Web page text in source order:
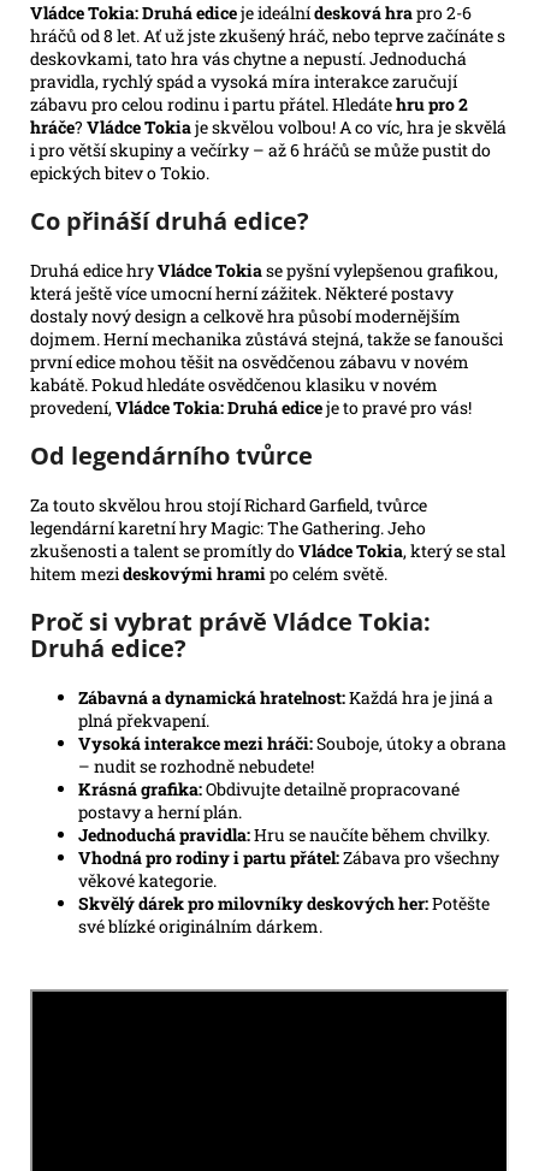
Vládce Tokia: Druhá ediceje ideálnídesková hrapro 2-6
hráčů od 8 let. Ať už jste zkušený hráč, nebo teprve začínáte s
deskovkami, tato hra vás chytne a nepustí. Jednoduchá
pravidla, rychlý spád a vysoká míra interakce zaručují
zábavu pro celou rodinu i partu přátel. Hledátehru pro 2
hráče? Vládce Tokiaje skvělou volbou! A co víc, hra je skvělá
i pro větší skupiny a večírky – až 6 hráčů se může pustit do
epických bitev o Tokio.
Co přináší druhá edice?
Druhá edice hryVládce Tokiase pyšní vylepšenou grafikou,
která ještě více umocní herní zážitek. Některé postavy
dostaly nový design a celkově hra působí modernějším
dojmem. Herní mechanika zůstává stejná, takže se fanoušci
první edice mohou těšit na osvědčenou zábavu v novém
kabátě. Pokud hledáte osvědčenou klasiku v novém
provedení,Vládce Tokia: Druhá ediceje to pravé pro vás!
Od legendárního tvůrce
Za touto skvělou hrou stojí Richard Garfield, tvůrce
legendární karetní hry Magic: The Gathering. Jeho
zkušenosti a talent se promítly doVládce Tokia, který se stal
hitem mezideskovými hramipo celém světě.
Proč si vybrat právě Vládce Tokia:
Druhá edice?
Zábavná a dynamická hratelnost:Každá hra je jiná a
plná překvapení.
Vysoká interakce mezi hráči:Souboje, útoky a obrana
– nudit se rozhodně nebudete!
Krásná grafika:Obdivujte detailně propracované
postavy a herní plán.
Jednoduchá pravidla:Hru se naučíte během chvilky.
Vhodná pro rodiny i partu přátel:Zábava pro všechny
věkové kategorie.
Skvělý dárek pro milovníky deskových her:Potěšte
své blízké originálním dárkem.